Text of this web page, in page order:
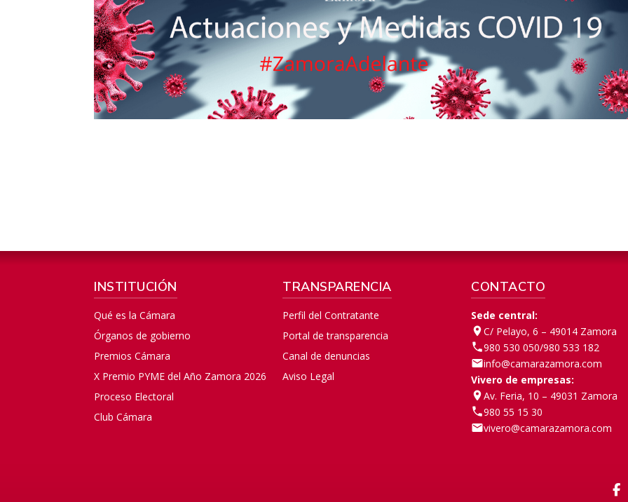
INSTITUCIÓN
Qué es la Cámara
Órganos de gobierno
Premios Cámara
X Premio PYME del Año Zamora 2026
Proceso Electoral
Club Cámara
TRANSPARENCIA
Perfil del Contratante
Portal de transparencia
Canal de denuncias
Aviso Legal
CONTACTO
Sede central:
C/ Pelayo, 6 – 49014 Zamora
980 530 050/980 533 182
info@camarazamora.com
Vivero de empresas:
Av. Feria, 10 – 49031 Zamora
980 55 15 30
vivero@camarazamora.com